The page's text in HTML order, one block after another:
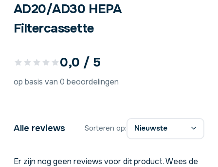
AD20/AD30 HEPA
Filtercassette
0,0 / 5
op basis van 0 beoordelingen
Alle reviews Sorteren op:
Er zijn nog geen reviews voor dit product. Wees de